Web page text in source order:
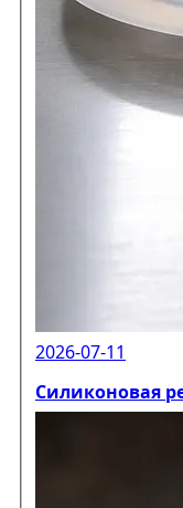
2026-07-11
Силиконовая